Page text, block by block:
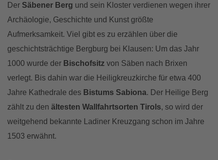
Der Säbener Berg und sein Kloster verdienen wegen ihrer
Archäologie, Geschichte und Kunst größte
Aufmerksamkeit. Viel gibt es zu erzählen über die
geschichtsträchtige Bergburg bei Klausen: Um das Jahr
1000 wurde der Bischofsitz von Säben nach Brixen
verlegt. Bis dahin war die Heiligkreuzkirche für etwa 400
Jahre Kathedrale des Bistums Sabiona. Der Heilige Berg
zählt zu den ältesten Wallfahrtsorten Tirols, so wird der
weitgehend bekannte Ladiner Kreuzgang schon im Jahre
1503 erwähnt.